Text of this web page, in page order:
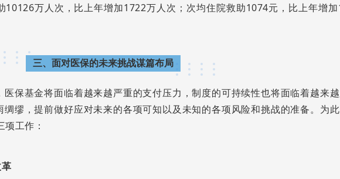
10126万人次，比上年增加1722万人次；次均住院救助1074元，比上年增加
三、面对医保的未来挑战谋篇布局
保基金将面临着越来越严重的支付压力，制度的可持续性也将面临着越来
缪，提前做好应对未来的各项可知以及未知的各项风险和挑战的准备。为此
工作：